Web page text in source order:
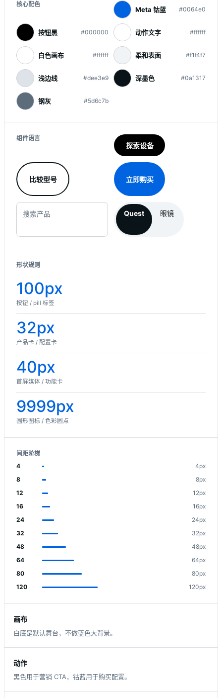
核心配色
Meta 钴蓝 #0064e0
按钮黑 #000000 动作文字 #ffffff
白色画布 #ffffff 柔和表面 #f1f4f7
浅边线 #dee3e9 深墨色 #0a1317
钢灰 #5d6c7b
组件语言
探索设备
比较型号 立即购买
搜索产品 Quest 眼镜
形状规则
100px
按钮 / pill 标签
32px
产品卡 / 配置卡
40px
首屏媒体 / 功能卡
9999px
圆形图标 / 色彩圆点
间距阶梯
4
4px
8
8px
12
12px
16
16px
24
24px
32
32px
48
48px
64
64px
80
80px
120
120px
画布
白底是默认舞台，不做蓝色大背景。
动作
黑色用于营销 CTA，钴蓝用于购买配置。